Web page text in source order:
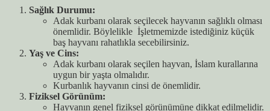
Sağlık Durumu:
Adak kurbanı olarak seçilecek hayvanın sağlıklı olması
önemlidir. Böylelikle İşletmemizde istediğiniz küçük
baş hayvanı rahatlıkla secebilirsiniz.
Yaş ve Cins:
Adak kurbanı olarak seçilen hayvan, İslam kurallarına
uygun bir yaşta olmalıdır.
Kurbanlık hayvanın cinsi de önemlidir.
Fiziksel Görünüm:
Hayvanın genel fiziksel görünümüne dikkat edilmelidir.